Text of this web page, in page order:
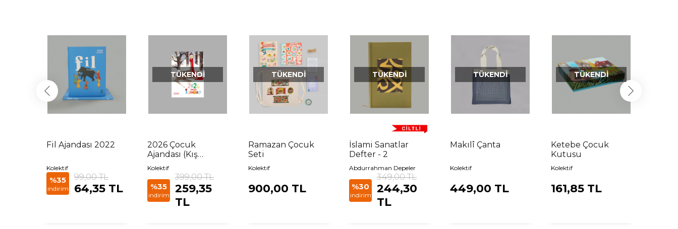
Fil Ajandası 2022
Kolektif
%35
indirim
99,00 TL
64,35 TL
TÜKENDI
2026 Çocuk
Ajandası (Kış
Temalı)
Kolektif
%35
indirim
399,00 TL
259,35
TL
TÜKENDI
Ramazan Çocuk
Seti
Kolektif
900,00 TL
TÜKENDI
İslami Sanatlar
Defter - 2
Abdurrahman Depeler
%30
indirim
349,00 TL
244,30
TL
TÜKENDI
Makılî Çanta
Kolektif
449,00 TL
TÜKENDI
Ketebe Çocuk
Kutusu
Kolektif
161,85 TL